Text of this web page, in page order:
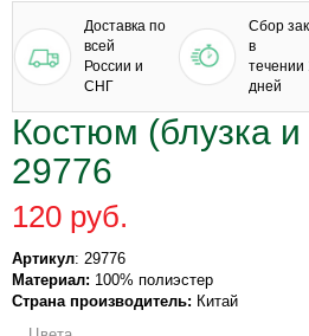
Доставка по
всей
России и
СНГ
Сбор
в
течении
дней
Костюм (блузка
29776
120 руб.
Артикул: 29776
Материал: 100% полиэстер
Страна производитель: Китай